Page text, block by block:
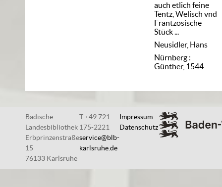
Liedern, für die
jungen Schuler
...
auch etlich feine
Tentz, Welisch vnd
Frantzösische
Stück ...
Neusidler, Hans
Nürnberg :
Günther, 1544
Badische
Landesbibliothek
Erbprinzenstraße
15
76133 Karlsruhe
T +49 721
175-2221
service@blb-
karlsruhe.de
Impressum
Datenschutz